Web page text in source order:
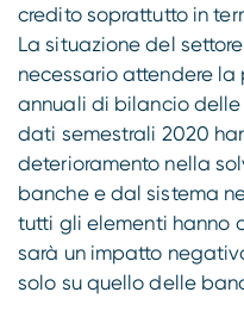
credito soprattutto in
La situazione del
necessario attendere
annuali di bilancio delle
dati semestrali 2020
deterioramento nella
banche e dal sistema
tutti gli elementi hanno
sarà un impatto
solo su quello delle